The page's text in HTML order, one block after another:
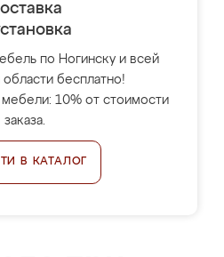
по Ногинску и всей
бесплатно!
10% от стоимости
заказа.
В КАТАЛОГ